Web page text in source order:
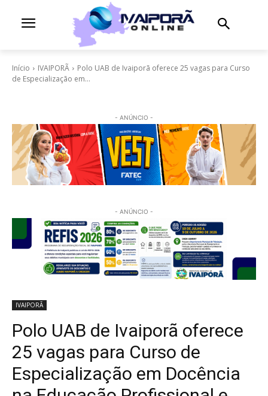
Início IVAIPORÃ
Polo UAB de Ivaiporã oferece 25 vagas para Curso
de Especialização em...
- ANÚNCIO -
- ANÚNCIO -
IVAIPORÃ
Polo UAB de Ivaiporã oferece
25 vagas para Curso de
Especialização em Docência